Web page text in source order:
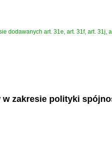
dodawanych art. 31e, art. 31f, art. 31j,
zakresie polityki